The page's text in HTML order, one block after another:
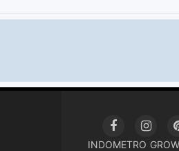
INDOMETRO